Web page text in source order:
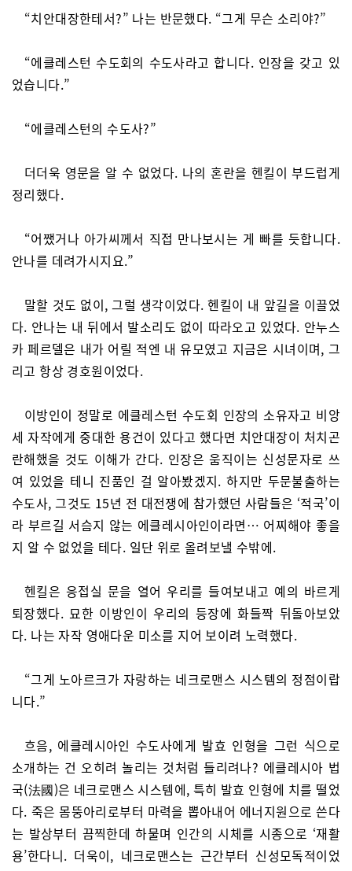
“치안대장한테서?” 나는 반문했다. “그게 무슨 소리야?”
“에클레스턴 수도회의 수도사라고 합니다. 인장을 갖고 있
었습니다.”
“에클레스턴의 수도사?”
더더욱 영문을 알 수 없었다. 나의 혼란을 헨킬이 부드럽게
정리했다.
“어쨌거나 아가씨께서 직접 만나보시는 게 빠를 듯합니다.
안나를 데려가시지요.”
말할 것도 없이, 그럴 생각이었다. 헨킬이 내 앞길을 이끌었
다. 안나는 내 뒤에서 발소리도 없이 따라오고 있었다. 안누스
카 페르델은 내가 어릴 적엔 내 유모였고 지금은 시녀이며, 그
리고 항상 경호원이었다.
이방인이 정말로 에클레스턴 수도회 인장의 소유자고 비앙
세 자작에게 중대한 용건이 있다고 했다면 치안대장이 처치곤
란해했을 것도 이해가 간다. 인장은 움직이는 신성문자로 쓰
여 있었을 테니 진품인 걸 알아봤겠지. 하지만 두문불출하는
수도사, 그것도 15년 전 대전쟁에 참가했던 사람들은 ‘적국’이
라 부르길 서슴지 않는 에클레시아인이라면… 어찌해야 좋을
지 알 수 없었을 테다. 일단 위로 올려보낼 수밖에.
헨킬은 응접실 문을 열어 우리를 들여보내고 예의 바르게
퇴장했다. 묘한 이방인이 우리의 등장에 화들짝 뒤돌아보았
다. 나는 자작 영애다운 미소를 지어 보이려 노력했다.
“그게 노아르크가 자랑하는 네크로맨스 시스템의 정점이랍
니다.”
흐음, 에클레시아인 수도사에게 발효 인형을 그런 식으로
소개하는 건 오히려 놀리는 것처럼 들리려나? 에클레시아 법
국(法國)은 네크로맨스 시스템에, 특히 발효 인형에 치를 떨었
다. 죽은 몸뚱아리로부터 마력을 뽑아내어 에너지원으로 쓴다
는 발상부터 끔찍한데 하물며 인간의 시체를 시종으로 ‘재활
용’한다니. 더욱이, 네크로맨스는 근간부터 신성모독적이었